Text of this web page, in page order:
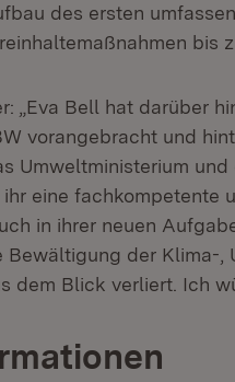
des ersten
bis
„Eva Bell hat darüber
vorangebracht und
Umweltministerium
eine fachkompetente
in ihrer neuen
der Klima-,
dem Blick verliert. Ich